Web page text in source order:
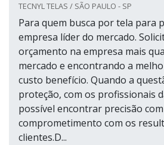
TECNYL TELAS / SÃO PAULO - SP
Para quem busca por tela para
empresa líder do mercado.
orçamento na empresa mais
mercado e encontrando a
custo benefício. Quando a
proteção, com os profissionais
possível encontrar precisão com
comprometimento com os
clientes.D...